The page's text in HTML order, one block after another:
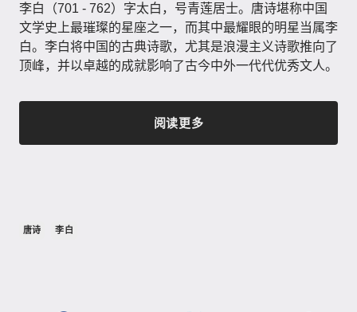
李白（701 - 762）字太白，号青莲居士。唐诗堪称中国
文学史上最璀璨的星座之一，而其中最耀眼的明星当属李
白。李白将中国的古典诗歌，尤其是浪漫主义诗歌推向了
顶峰，并以卓越的成就影响了古今中外一代代优秀文人。
阅读更多
唐诗 李白